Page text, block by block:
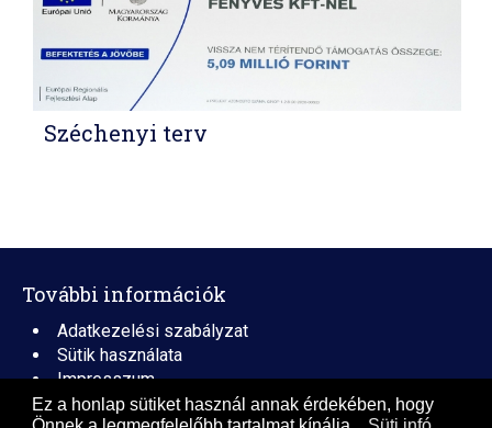
Ez a honlap sütiket használ annak érdekében, hogy
Széchenyi terv
További információk
Adatkezelési szabályzat
Sütik használata
Impresszum